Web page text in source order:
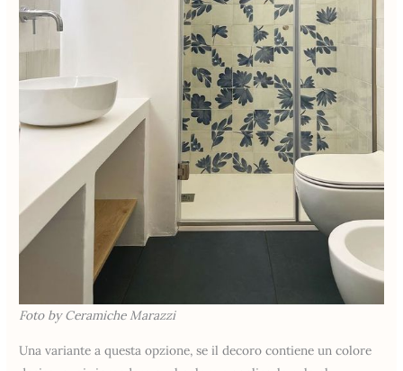
Foto by Ceramiche Marazzi
Una variante a questa opzione, se il decoro contiene un colore